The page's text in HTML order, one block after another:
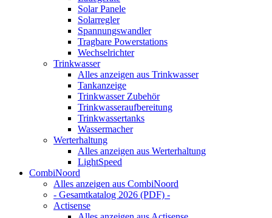
Solar Panele
Solarregler
Spannungswandler
Tragbare Powerstations
Wechselrichter
Trinkwasser
Alles anzeigen aus Trinkwasser
Tankanzeige
Trinkwasser Zubehör
Trinkwasseraufbereitung
Trinkwassertanks
Wassermacher
Werterhaltung
Alles anzeigen aus Werterhaltung
LightSpeed
CombiNoord
Alles anzeigen aus CombiNoord
- Gesamtkatalog 2026 (PDF) -
Actisense